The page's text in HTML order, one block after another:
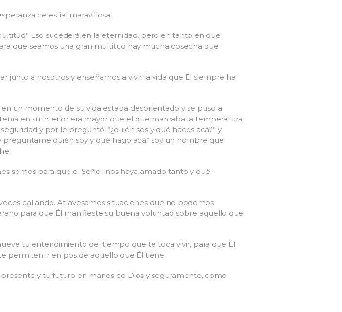
celestial maravillosa.
Eso sucederá en la eternidad, pero en tanto en que
que seamos una gran multitud hay mucha cosecha que
junto a nosotros y enseñarnos a vivir la vida que Él siempre ha
un momento de su vida estaba desorientado y se puso a
en su interior era mayor que el que marcaba la temperatura.
y por le preguntó: “¿quién sos y qué haces acá?” y
quién soy y qué hago acá” soy un hombre que
somos para que el Señor nos haya amado tanto y qué
callando. Atravesamos situaciones que no podemos
para que Él manifieste su buena voluntad sobre aquello que
tu entendimiento del tiempo que te toca vivir, para que Él
permiten ir en pos de aquello que Él tiene.
y tu futuro en manos de Dios y seguramente, como